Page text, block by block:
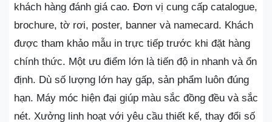
khách hàng đánh giá cao. Đơn vị cung cấp catalogue,
brochure, tờ rơi, poster, banner và namecard. Khách
được tham khảo mẫu in trực tiếp trước khi đặt hàng
chính thức. Một ưu điểm lớn là tiến độ in nhanh và ổn
định. Dù số lượng lớn hay gấp, sản phẩm luôn đúng
hạn. Máy móc hiện đại giúp màu sắc đồng đều và sắc
nét. Xưởng linh hoạt với yêu cầu thiết kế, thay đổi số